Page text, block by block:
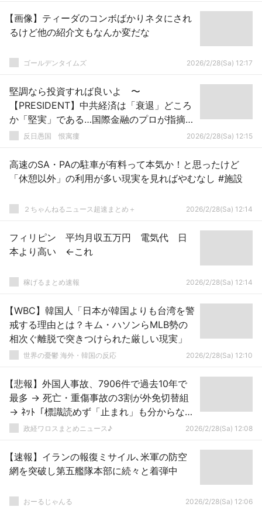
【画像】ティーダのコンボばかりネタにされ
るけど他の紹介文もなんか変だな
ゴールデンタイムズ 2026/2/28(Sa) 12:17
堅調なら投資すれば良いよ 〜
【PRESIDENT】中共経済は「衰退」どころ
か「堅実」である…国際金融のプロが指摘す
る「日本で好まれる中国衰退論」の盲点
反日愚国 恨寓瘻 2026/2/28(Sa) 12:15
高速のSA・PAの駐車が有料って本気か！と思ったけど
「休憩以外」の利用が多い現実を見ればやむなし #施設
２ちゃんねるニュース超速まとめ＋ 2026/2/28(Sa) 12:14
フィリピン 平均月収五万円 電気代 日
本より高い ←これ
稼げるまとめ速報 2026/2/28(Sa) 12:14
【WBC】韓国人「日本が韓国よりも台湾を警
戒する理由とは？キム・ハソンらMLB勢の
相次ぐ離脱で突きつけられた厳しい現実」
世界の憂鬱 海外・韓国の反応 2026/2/28(Sa) 12:10
【悲報】外国人事故、7906件で過去10年で
最多 → 死亡・重傷事故の3割が外免切替組
→ ﾈｯﾄ「標識読めず「止まれ」も分からない
外国人に日本人が殺される理不尽」
政経ワロスまとめニュース♪ 2026/2/28(Sa) 12:08
【速報】イランの報復ミサイル､米軍の防空
網を突破し第五艦隊本部に続々と着弾中
おーるじゃんる 2026/2/28(Sa) 12:06